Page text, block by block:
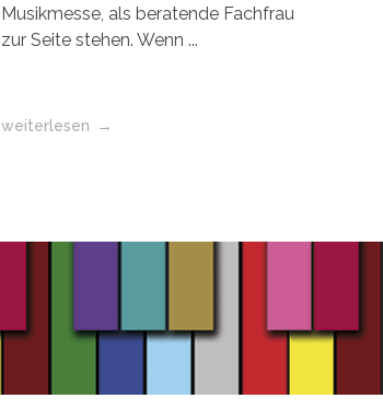
Musikmesse, als beratende Fachfrau
zur Seite stehen. Wenn ...
weiterlesen